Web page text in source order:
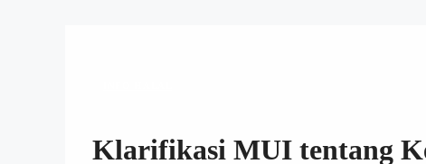
Klarifikasi MUI tentang